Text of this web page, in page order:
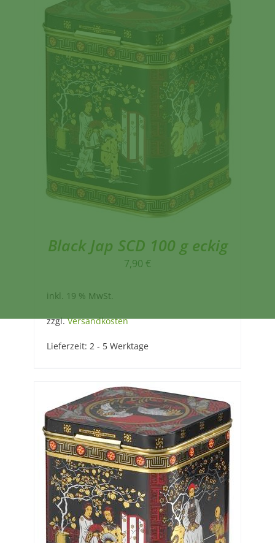
Black Jap SCD 100 g eckig
7,90 €
inkl. 19 % MwSt.
zzgl.Versandkosten
Lieferzeit: 2 - 5 Werktage